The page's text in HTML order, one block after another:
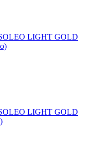
LIGHT GOLD
LIGHT GOLD